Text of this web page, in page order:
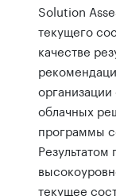
Solution
текущего
качестве
облачных
программы
Результатом
текущее